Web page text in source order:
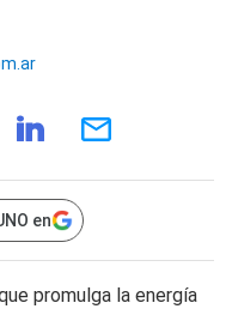
en
promulga la energía